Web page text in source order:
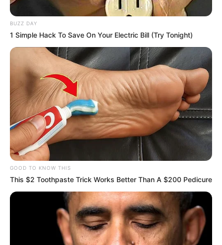
BUZZ DAY
1 Simple Hack To Save On Your Electric Bill (Try Tonight)
GOOD TO KNOW THIS
This $2 Toothpaste Trick Works Better Than A $200 Pedicure